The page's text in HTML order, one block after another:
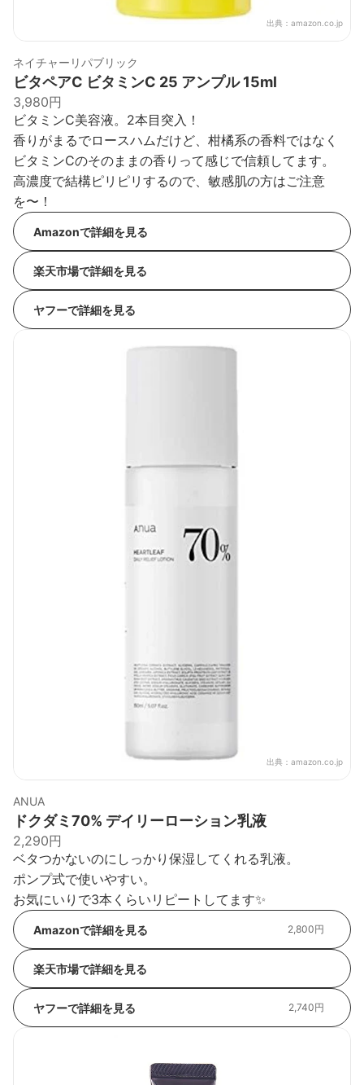
出典： amazon.co.jp
ネイチャーリパブリック
ビタペアC ビタミンC 25 アンプル 15ml
3,980円
ビタミンC美容液。2本目突入！
香りがまるでロースハムだけど、柑橘系の香料ではなく
ビタミンCのそのままの香りって感じで信頼してます。
高濃度で結構ピリピリするので、敏感肌の方はご注意
を〜！
Amazonで詳細を見る
楽天市場で詳細を見る
ヤフーで詳細を見る
出典： amazon.co.jp
ANUA
ドクダミ70% デイリーローション乳液
2,290円
ベタつかないのにしっかり保湿してくれる乳液。
ポンプ式で使いやすい。
お気にいりで3本くらいリピートしてます✨
Amazonで詳細を見る 2,800円
楽天市場で詳細を見る
ヤフーで詳細を見る 2,740円